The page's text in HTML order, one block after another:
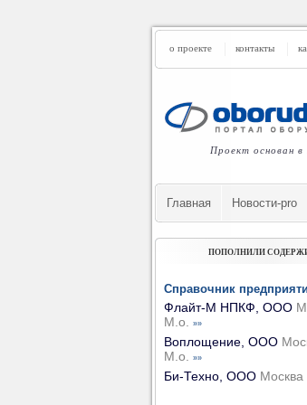
о проекте контакты
Проект основан в
Главная Новости-pro
ПОПОЛНИЛИ
Справочник
Флайт-М НПКФ, ООО
М.о.
»»
Воплощение, ООО
М.о.
»»
Би-Техно, ООО Москва